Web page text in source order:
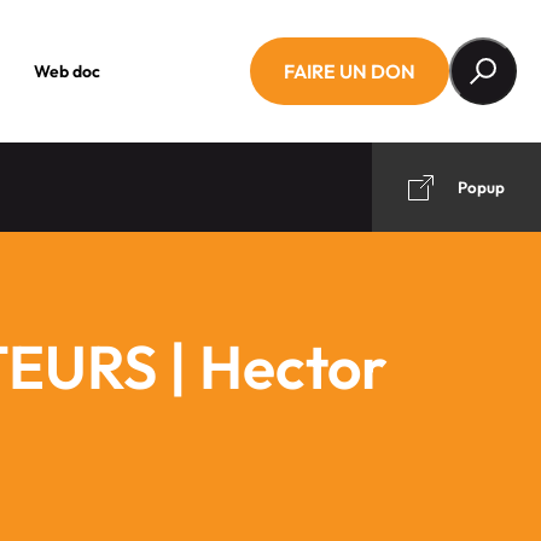
Web doc FAIRE UN DON
Popup
| Hector